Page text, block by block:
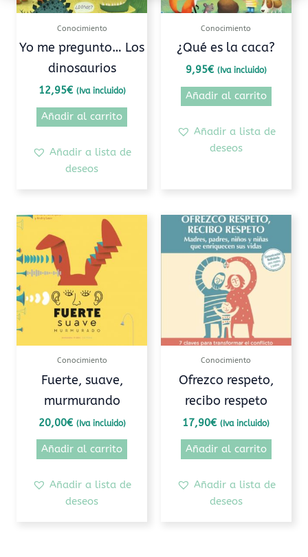
Conocimiento
Yo me pregunto… Los
dinosaurios
12,95€ (Iva incluido)
Añadir al carrito
Añadir a lista de
deseos
Conocimiento
¿Qué es la caca?
9,95€ (Iva incluido)
Añadir al carrito
Añadir a lista de
deseos
Conocimiento
Fuerte, suave,
murmurando
20,00€ (Iva incluido)
Añadir al carrito
Añadir a lista de
deseos
Conocimiento
Ofrezco respeto,
recibo respeto
17,90€ (Iva incluido)
Añadir al carrito
Añadir a lista de
deseos